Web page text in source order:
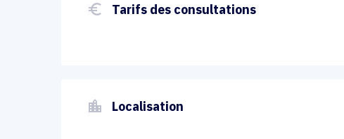
euro_symbol Tarifs des consultations
location_city Localisation